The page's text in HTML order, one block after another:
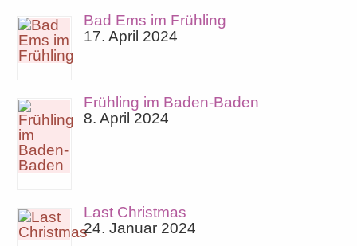
Bad Ems im Frühling
17. April 2024
Frühling im Baden-Baden
8. April 2024
Last Christmas
24. Januar 2024